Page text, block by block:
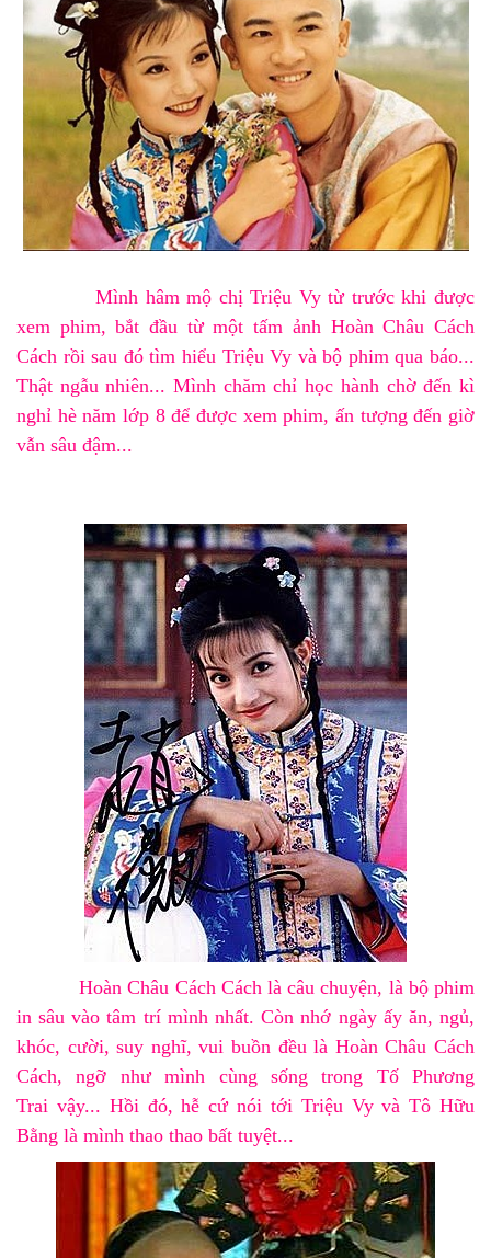
Mình hâm mộ chịTriệu Vytừ trước khi được
xem phim, bắt đầu từ một tấm ảnh Hoàn Châu Cách
Cách rồi sau đó tìm hiểu Triệu Vy và bộ phim qua báo...
Thật ngẫu nhiên... Mình chăm chỉ học hành chờ đến kì
nghỉ hè năm lớp 8 để được xem phim, ấn tượng đến giờ
vẫn sâu đậm...
Hoàn Châu Cách Cách là câu chuyện, là bộ phim
in sâu vào tâm trí mình nhất. Còn nhớ ngày ấy ăn, ngủ,
khóc, cười, suy nghĩ, vui buồn đều là Hoàn Châu Cách
Cách, ngỡ như mình cùng sống trong Tố Phương
Trai vậy... Hồi đó, hễ cứ nói tới Triệu Vy và Tô Hữu
Bằng là mình thao thao bất tuyệt...